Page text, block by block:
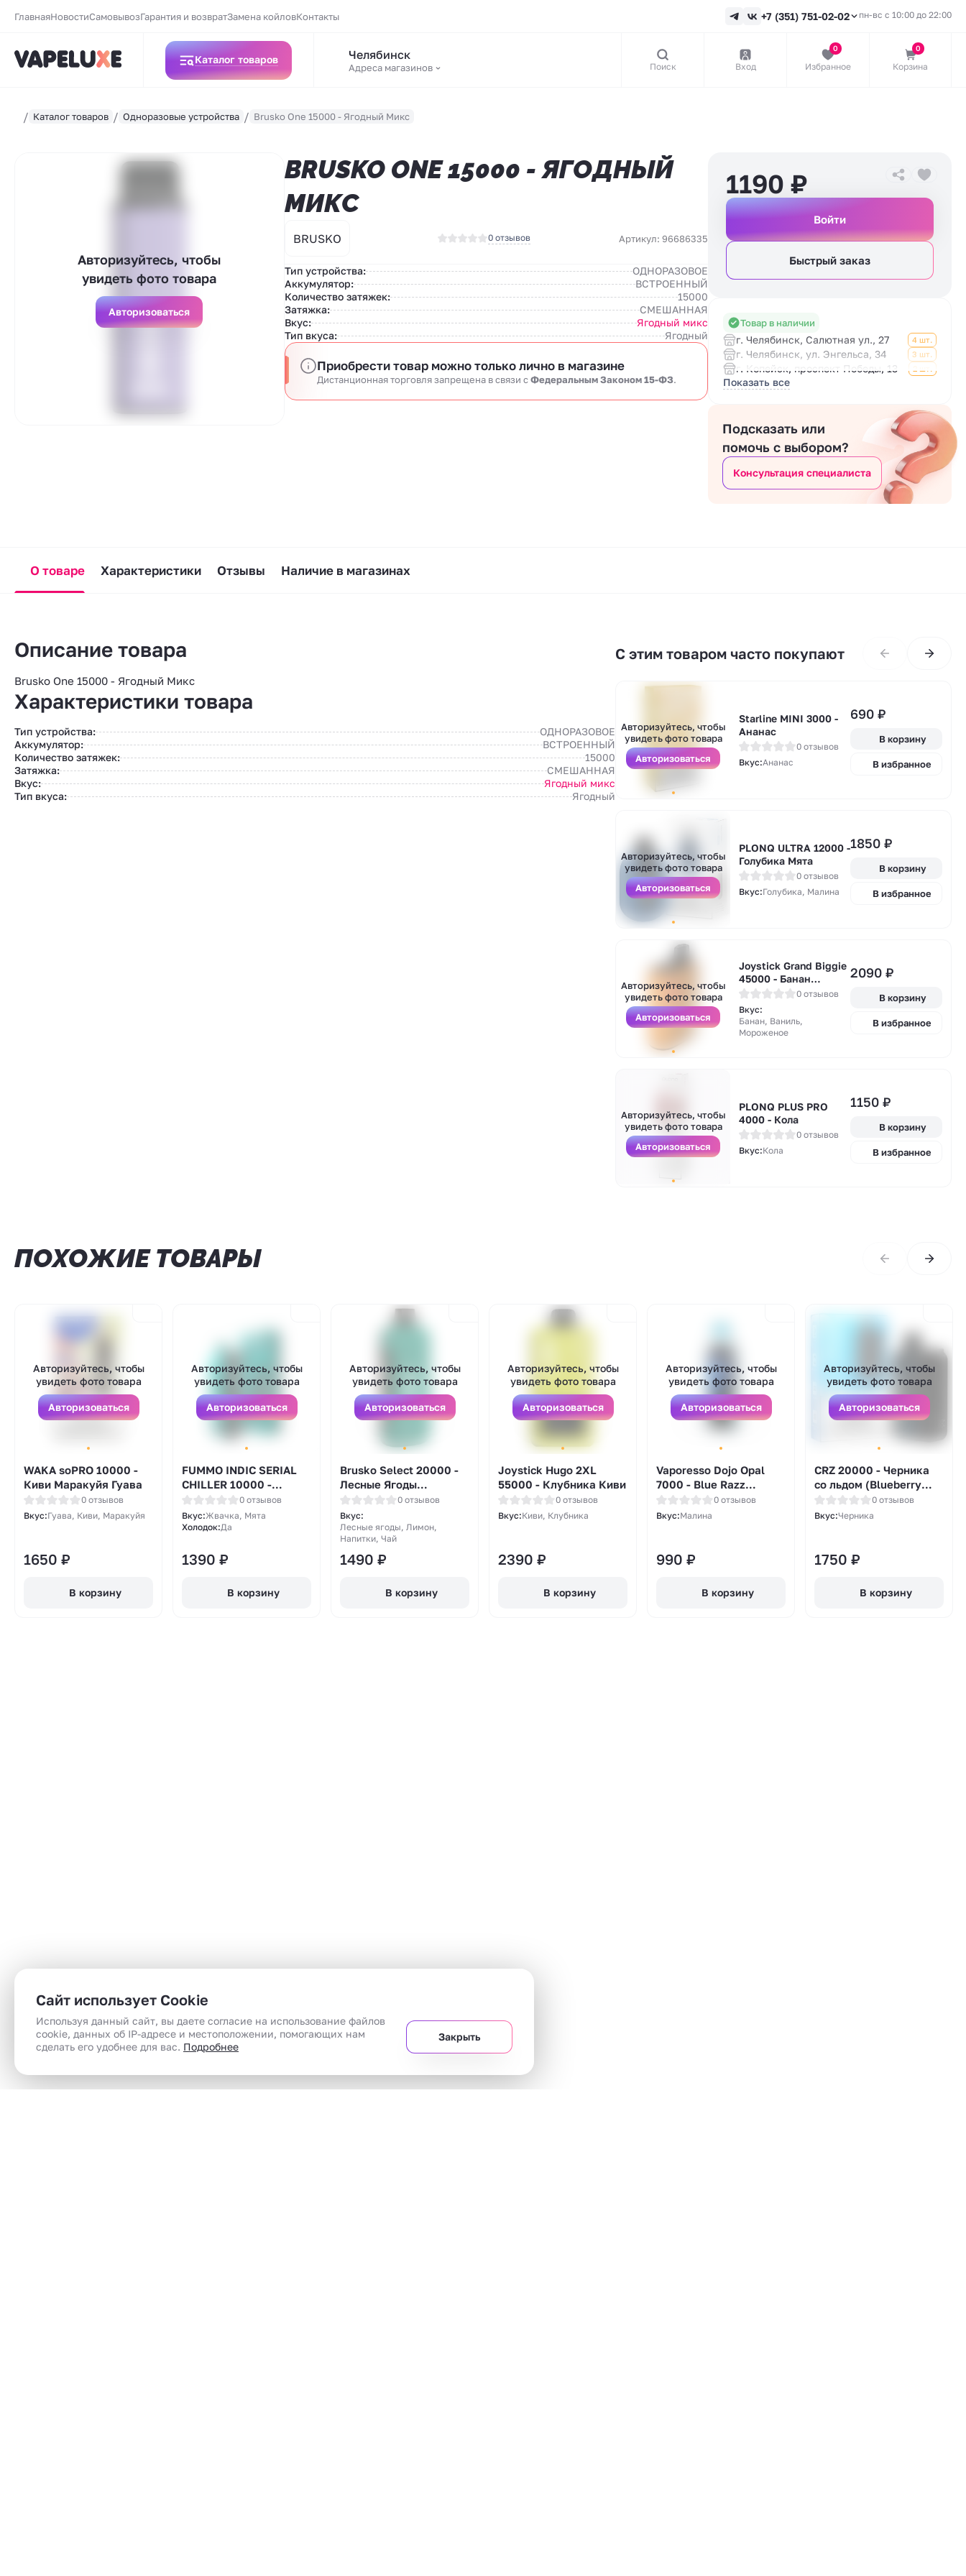
ГлавнаяНовостиСамовывозГарантия и возвратЗамена койловКонтакты +7 (351) 751-02-02 пн-вс с 10:00 до 22:00
Каталог товаров Челябинск
Адреса магазинов Поиск Вход
0
Избранное
0
Корзина
Каталог товаров Одноразовые устройства Brusko One 15000 - Ягодный Микс
Авторизуйтесь, чтобы
увидеть фото товара
Авторизоваться
BRUSKO ONE 15000 - ЯГОДНЫЙ
МИКС
BRUSKO 0 отзывов Артикул: 96686335
Тип устройства:
ОДНОРАЗОВОЕ
Аккумулятор:
ВСТРОЕННЫЙ
Количество затяжек:
15000
Затяжка:
СМЕШАННАЯ
Вкус:
Ягодный микс
Тип вкуса:
Ягодный
Приобрести товар можно только лично в магазине
Дистанционная торговля запрещена в связи cФедеральным Законом 15-ФЗ.
1190 ₽
Войти
Быстрый заказ
Товар в наличии
г. Челябинск, Салютная ул., 27 4 шт.
г. Челябинск, ул. Энгельса, 34 3 шт.
г. Копейск, проспект Победы, 13
Показать все
Подсказать или
помочь с выбором?
Консультация специалиста
О товаре Характеристики Отзывы Наличие в магазинах
Описание товара
Brusko One 15000 - Ягодный Микс
Характеристики товара
Тип устройства:
ОДНОРАЗОВОЕ
Аккумулятор:
ВСТРОЕННЫЙ
Количество затяжек:
15000
Затяжка:
СМЕШАННАЯ
Вкус:
Ягодный микс
Тип вкуса:
Ягодный
С этим товаром часто покупают
Авторизуйтесь, чтобы
увидеть фото товара
Авторизоваться
Starline MINI 3000 -
Ананас
0 отзывов
Вкус:Ананас
690 ₽
В корзину
В избранное
Авторизуйтесь, чтобы
увидеть фото товара
Авторизоваться
PLONQ ULTRA 12000 -
Голубика Мята
0 отзывов
Вкус:Голубика, Малина
1850 ₽
В корзину
В избранное
Авторизуйтесь, чтобы
увидеть фото товара
Авторизоваться
Joystick Grand Biggie
45000 - Банан
Ванильное
Мороженое
0 отзывов
Вкус:
Банан, Ваниль,
Мороженое
2090 ₽
В корзину
В избранное
Авторизуйтесь, чтобы
увидеть фото товара
Авторизоваться
PLONQ PLUS PRO
4000 - Кола
0 отзывов
Вкус:Кола
1150 ₽
В корзину
В избранное
ПОХОЖИЕ ТОВАРЫ
Авторизуйтесь, чтобы
увидеть фото товара
Авторизоваться
WAKA soPRO 10000 -
Киви Маракуйя Гуава
0 отзывов
Вкус:Гуава, Киви, Маракуйя
1650 ₽
В корзину
Авторизуйтесь, чтобы
увидеть фото товара
Авторизоваться
FUMMO INDIC SERIAL
CHILLER 10000 -
Мятная Жвачка
0 отзывов
Вкус:Жвачка, Мята
Холодок:Да
1390 ₽
В корзину
Авторизуйтесь, чтобы
увидеть фото товара
Авторизоваться
Brusko Select 20000 -
Лесные Ягоды
Лимонный Чай0 отзывов
Вкус:
Лесные ягоды, Лимон,
Напитки, Чай
1490 ₽
В корзину
Авторизуйтесь, чтобы
увидеть фото товара
Авторизоваться
Joystick Hugo 2XL
55000 - Клубника Киви
0 отзывов
Вкус:Киви, Клубника
2390 ₽
В корзину
Авторизуйтесь, чтобы
увидеть фото товара
Авторизоваться
Vaporesso Dojo Opal
7000 - Blue Razz
(Голубая Малина)
0 отзывов
Вкус:Малина
990 ₽
В корзину
Авторизуйтесь, чтобы
увидеть фото товара
Авторизоваться
CRZ 20000 - Черника
со льдом (Blueberry
Ice)
0 отзывов
Вкус:Черника
1750 ₽
В корзину
Сайт использует Cookie
Используя данный сайт, вы даете согласие на использование файлов
cookie, данных об IP-адресе и местоположении, помогающих нам
сделать его удобнее для вас. Подробнее
Закрыть